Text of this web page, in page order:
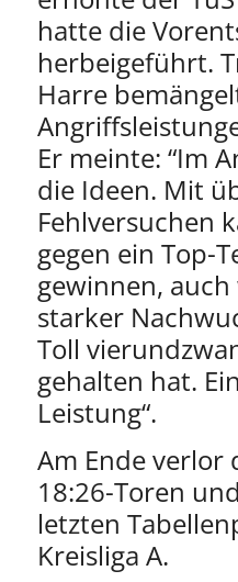
hatte die
herbeigeführt.
Harre
Er meinte: “Im
die Ideen. Mit
Fehlversuchen
gegen ein Top-
gewinnen,
starker
Toll
gehalten hat.
Leistung“.
Am Ende verlor
18:26-Toren
letzten
Kreisliga A.